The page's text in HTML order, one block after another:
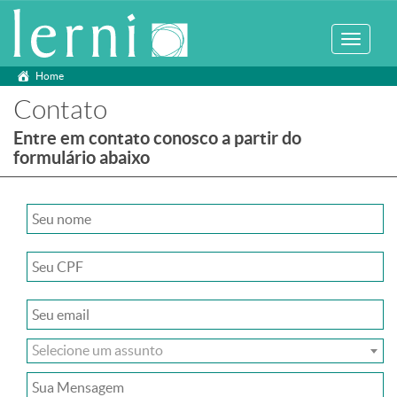
Mostrar
Home
Contato
Entre em contato conosco a partir do
formulário abaixo
Selecione um assunto